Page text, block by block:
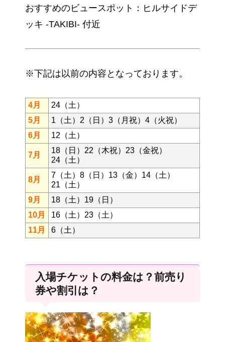
おすすめのビュースポット：ヒルサイドデ
ッキ -TAKIBI- 付近
※下記は以前の内容となっております。
4月
24（土）
5月
1（土）2（日）3（月祝）4（火祝）
6月
12（土）
7月
18（日）22（木祝）23（金祝）
24（土）
8月
7（土）8（日）13（金）14（土）
21（土）
9月
18（土）19（日）
10月
16（土）23（土）
11月
6（土）
入場チケットの料金は？前売り
券や割引は？